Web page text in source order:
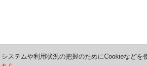
ステムや利用状況の把握のためにCookieなど